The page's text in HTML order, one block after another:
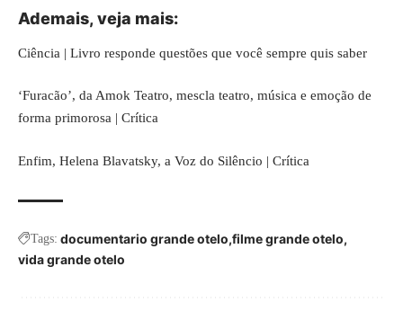
Ademais, veja mais:
Ciência | Livro responde questões que você sempre quis saber
‘Furacão’, da Amok Teatro, mescla teatro, música e emoção de
forma primorosa | Crítica
Enfim, Helena Blavatsky, a Voz do Silêncio | Crítica
Tags: documentario grande otelo filme grande otelo
vida grande otelo